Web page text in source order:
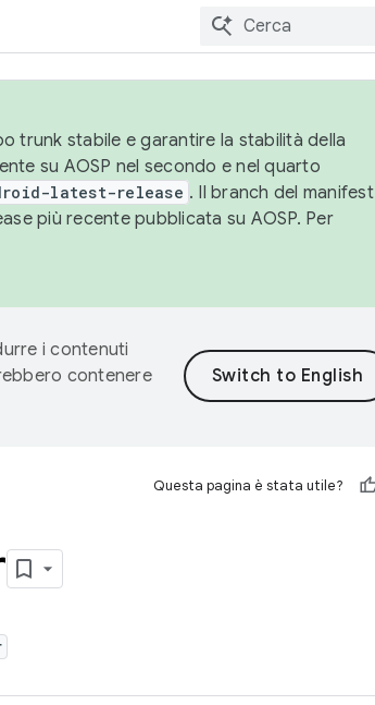
trunk stabile e garantire la stabilità della
su AOSP nel secondo e nel quarto
latest-release . Il branch del manifest
più recente pubblicata su AOSP. Per
i contenuti
contenere
Questa pagina è stata utile?